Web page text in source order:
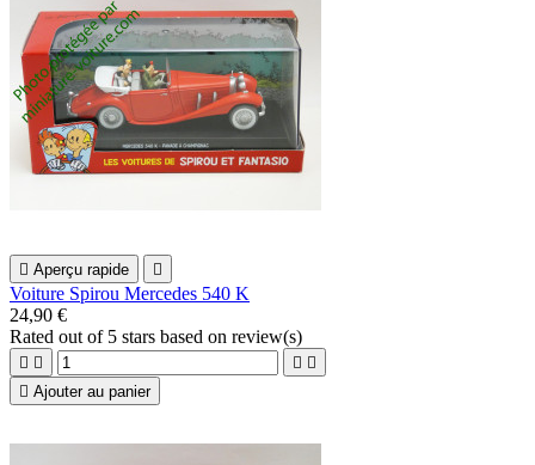
 Aperçu rapide 
Voiture Spirou Mercedes 540 K
24,90 €
Rated out of 5 stars based on review(s)
   
 Ajouter au panier